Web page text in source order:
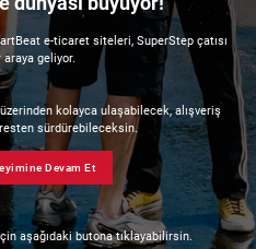
e-ticaret siteleri, SuperStep çatısı
araya geliyor.
kolayca ulaşabilecek, alışveriş
sürdürebileceksin.
Devam Et
aşağıdaki butona tıklayabilirsin.